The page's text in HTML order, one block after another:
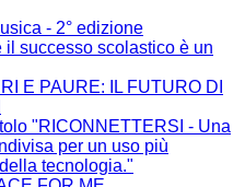
- 2° edizione
il successo scolastico è un
E PAURE: IL FUTURO DI
"RICONNETTERSI - Una
per un uso più
tecnologia."